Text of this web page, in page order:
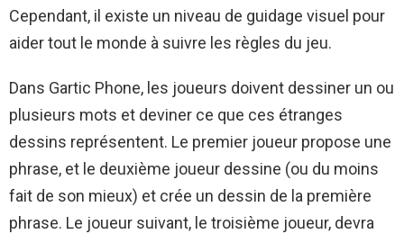
Cependant, il existe un niveau de guidage visuel pour
aider tout le monde à suivre les règles du jeu.
Dans Gartic Phone, les joueurs doivent dessiner un ou
plusieurs mots et deviner ce que ces étranges
dessins représentent. Le premier joueur propose une
phrase, et le deuxième joueur dessine (ou du moins
fait de son mieux) et crée un dessin de la première
phrase. Le joueur suivant, le troisième joueur, devra